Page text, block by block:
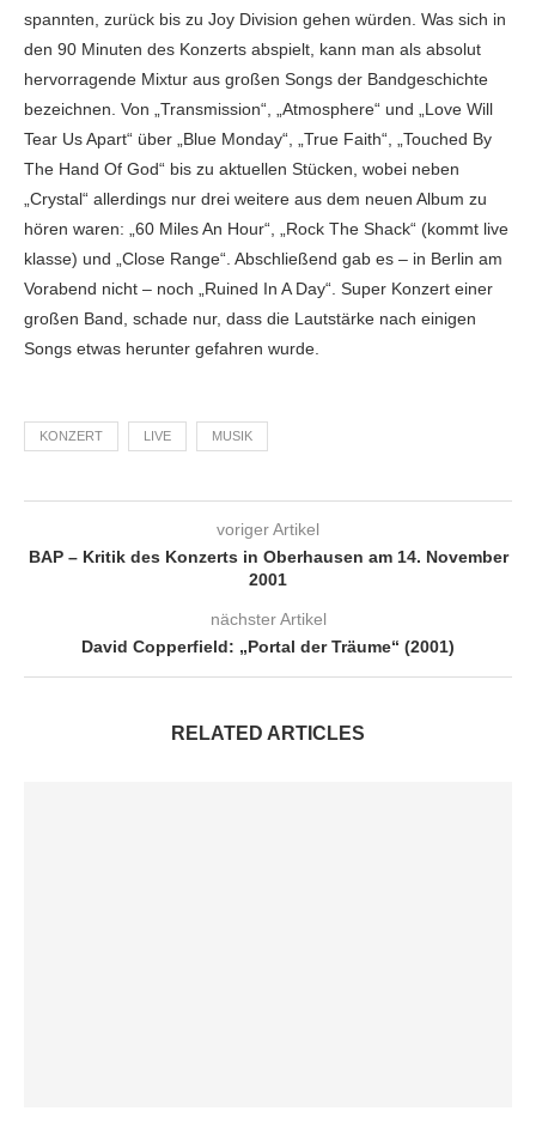
spannten, zurück bis zu Joy Division gehen würden. Was sich in
den 90 Minuten des Konzerts abspielt, kann man als absolut
hervorragende Mixtur aus großen Songs der Bandgeschichte
bezeichnen. Von „Transmission“, „Atmosphere“ und „Love Will
Tear Us Apart“ über „Blue Monday“, „True Faith“, „Touched By
The Hand Of God“ bis zu aktuellen Stücken, wobei neben
„Crystal“ allerdings nur drei weitere aus dem neuen Album zu
hören waren: „60 Miles An Hour“, „Rock The Shack“ (kommt live
klasse) und „Close Range“. Abschließend gab es – in Berlin am
Vorabend nicht – noch „Ruined In A Day“. Super Konzert einer
großen Band, schade nur, dass die Lautstärke nach einigen
Songs etwas herunter gefahren wurde.
KONZERT LIVE MUSIK
voriger Artikel
BAP – Kritik des Konzerts in Oberhausen am 14. November
2001
nächster Artikel
David Copperfield: „Portal der Träume“ (2001)
RELATED ARTICLES